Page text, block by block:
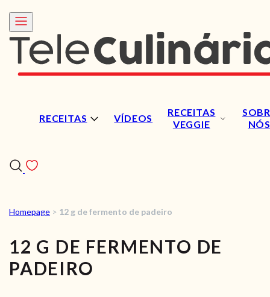
RECEITAS VÍDEOS
RECEITAS
VEGGIE
NÓS
RECEITAS
VÍDEOS
Homepage > 12 g de fermento de padeiro
12 G DE FERMENTO DE
PADEIRO